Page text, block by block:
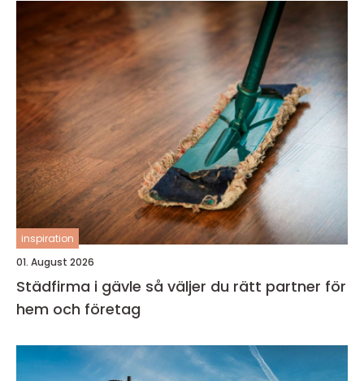
inspiration
01. August 2026
Städfirma i gävle så väljer du rätt partner för
hem och företag